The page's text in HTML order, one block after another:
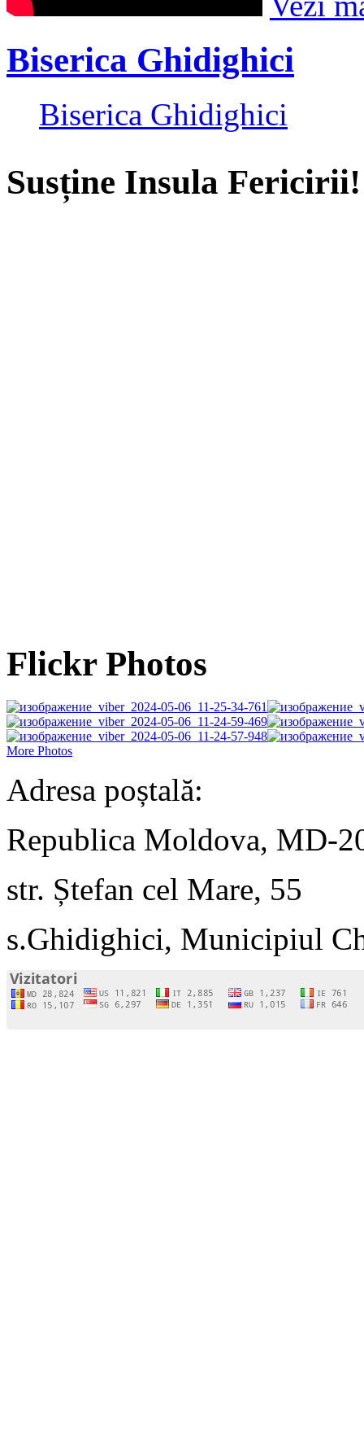
Biserica Ghidighici
Biserica Ghidighici
Susține Insula Fericirii!
Flickr Photos
More Photos
Adresa poștală:
Republica Moldova, MD-
str. Ștefan cel Mare, 55
s.Ghidighici, Municipiul